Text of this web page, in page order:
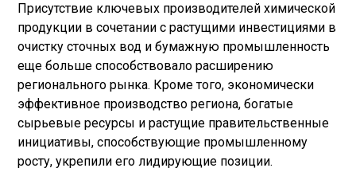
Присутствие ключевых производителей химической
продукции в сочетании с растущими инвестициями в
очистку сточных вод и бумажную промышленность
еще больше способствовало расширению
регионального рынка. Кроме того, экономически
эффективное производство региона, богатые
сырьевые ресурсы и растущие правительственные
инициативы, способствующие промышленному
росту, укрепили его лидирующие позиции.